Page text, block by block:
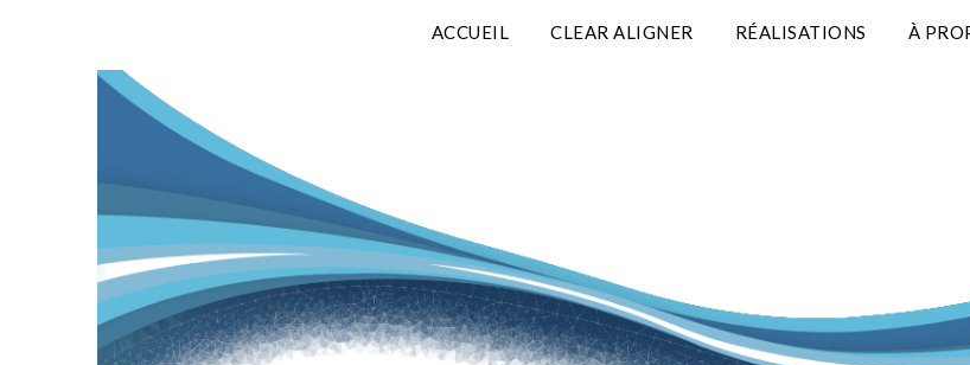
Laboratoire Dentaire
ACCUEIL CLEAR ALIGNER RÉALISATIONS À